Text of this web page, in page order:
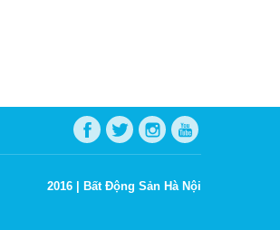
2016 | Bất Động Sản Hà Nội